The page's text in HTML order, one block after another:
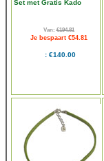
Set met Gratis Kado
Van:€194.81
Je bespaart €54.81
€140.00